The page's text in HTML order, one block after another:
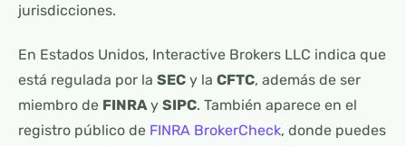
jurisdicciones.
En Estados Unidos, Interactive Brokers LLC indica que
está regulada por la SEC y la CFTC, además de ser
miembro de FINRAy SIPC. También aparece en el
registro público de FINRA BrokerCheck, donde puedes